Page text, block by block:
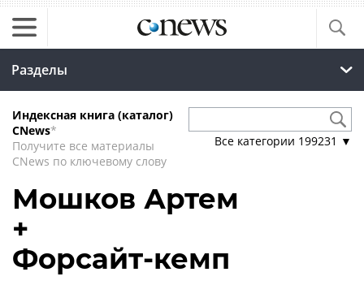
Разделы
Индексная книга (каталог)
CNews*
Получите все материалы
CNews по ключевому слову
Все категории 199231 ▼
Мошков Артем
+
Форсайт-кемп